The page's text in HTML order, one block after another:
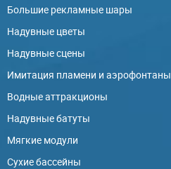
Большие рекламные шары
Надувные цветы
Надувные сцены
Имитация пламени и аэрофонтаны
Водные аттракционы
Надувные батуты
Мягкие модули
Сухие бассейны